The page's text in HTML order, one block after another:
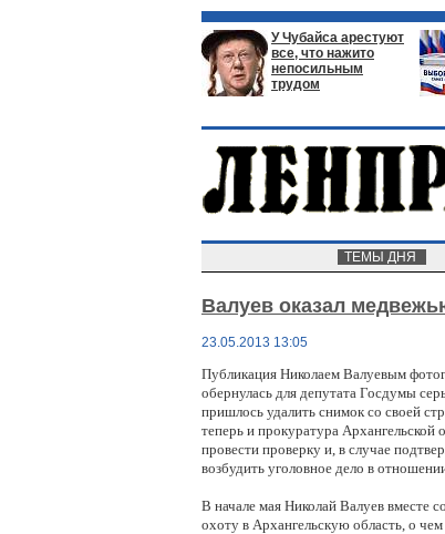
У Чубайса арестуют
все, что нажито
непосильным
трудом
ТЕМЫ ДНЯ
Валуев оказал
23.05.2013 13:05
Публикация Николаем Валуевым
обернулась для депутата Госдумы
пришлось удалить снимок со своей
теперь и прокуратура Архангельской
провести проверку и, в случае
возбудить уголовное дело в
В начале мая Николай Валуев вместе
охоту в Архангельскую область, о